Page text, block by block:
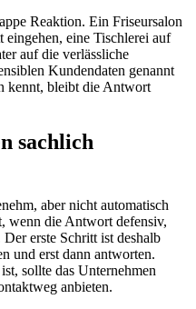
Reaktion. Ein Friseursalon
eingehen, eine Tischlerei auf
auf die verlässliche
Kundendaten genannt
kennt, bleibt die Antwort
sachlich
aber nicht automatisch
wenn die Antwort defensiv,
erste Schritt ist deshalb
und erst dann antworten.
sollte das Unternehmen
anbieten.